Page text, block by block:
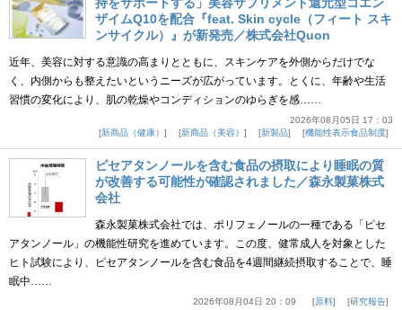
ザイムQ10を配合『feat. Skin cycle（フィート スキ
ンサイクル）』が新発売／株式会社Quon
近年、美容に対する意識の高まりとともに、スキンケアを外側からだけでな
く、内側からも整えたいというニーズが広がっています。とくに、年齢や生活
習慣の変化により、肌の乾燥やコンディションのゆらぎを感……
2026年08月05日 17：03
新商品（健康）
新商品（美容） 新製品 機能性表示食品制度
ピセアタンノールを含む食品の摂取により睡眠の質
が改善する可能性が確認されました／森永製菓株式
会社
森永製菓株式会社では、ポリフェノールの一種である「ピセ
アタンノール」の機能性研究を進めています。この度、健常成人を対象とした
ヒト試験により、ピセアタンノールを含む食品を4週間継続摂取することで、睡
眠中……
2026年08月04日 20：09 原料 研究報告